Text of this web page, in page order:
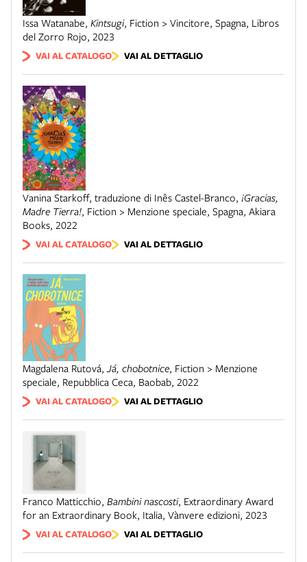
Issa Watanabe, Kintsugi, Fiction > Vincitore, Spagna, Libros
del Zorro Rojo, 2023
VAI AL CATALOGO VAI AL DETTAGLIO
Vanina Starkoff, traduzione di Inês Castel-Branco, ¡Gracias,
Madre Tierra!, Fiction > Menzione speciale, Spagna, Akiara
Books, 2022
VAI AL CATALOGO VAI AL DETTAGLIO
Magdalena Rutová,Já, chobotnice, Fiction > Menzione
speciale, Repubblica Ceca, Baobab, 2022
VAI AL CATALOGO VAI AL DETTAGLIO
Franco Matticchio, Bambini nascosti, Extraordinary Award
for an Extraordinary Book, Italia, Vànvere edizioni, 2023
VAI AL CATALOGO VAI AL DETTAGLIO